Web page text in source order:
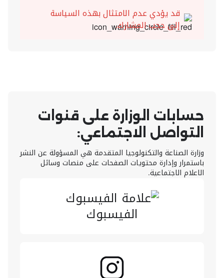
قد يؤدي عدم الامتثال بهذه السياسة
إلى حجب المشارك.
حسابات الوزارة على قنوات
التواصل الاجتماعي:
وزارة الصناعة والتكنولوجيا المتقدمة هي المسؤولة عن النشر
باستمرار وإدارة محتويات الصفحات على منصات وسائل
الاعلام الاجتماعية.
الفيسبوك